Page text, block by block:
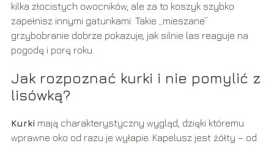
kilka złocistych owocników, ale za to koszyk szybko
zapełnisz innymi gatunkami. Takie „mieszane”
grzybobranie dobrze pokazuje, jak silnie las reaguje na
pogodę i porę roku.
Jak rozpoznać kurki i nie pomylić z
lisówką?
Kurki mają charakterystyczny wygląd, dzięki któremu
wprawne oko od razu je wyłapie. Kapelusz jest żółty – od